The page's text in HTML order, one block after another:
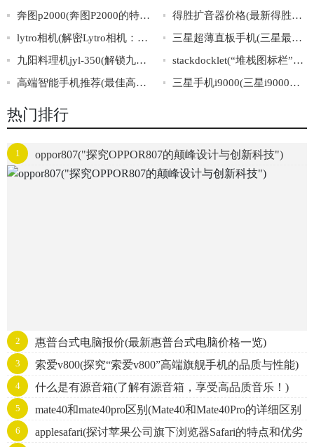
奔图p2000(奔图P2000的特点及优势详解)
得胜扩音器价格(最新得胜扩音机价格查询)
lytro相机(解密Lytro相机：把照片拍出未来感！)
三星超薄直板手机(三星最新超薄直板手机发布！)
九阳料理机jyl-350(解锁九阳料理机jyl-350的4个神秘功能！)
stackdocklet(“堆栈图标栏”的创意解决方案)
高端智能手机推荐(最佳高端智能手机推荐推荐：2021年最受欢迎和耐用的品牌和型号)
三星手机i9000(三星i9000手机详细介绍及使用技巧分享)
热门排行
1 oppor807("探究OPPOR807的颠峰设计与创新科技")
2 惠普台式电脑报价(最新惠普台式电脑价格一览)
3 索爱v800(探究“索爱v800”高端旗舰手机的品质与性能)
4 什么是有源音箱(了解有源音箱，享受高品质音乐！)
5
mate40和mate40pro区别(Mate40和Mate40Pro的详细区别
解析)
6
applesafari(探讨苹果公司旗下浏览器Safari的特点和优劣